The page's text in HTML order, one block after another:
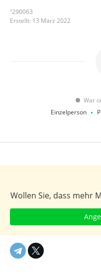
¹290063
Erstellt: 13 März 2022
War
Einzelperson
Wollen Sie, dass mehr